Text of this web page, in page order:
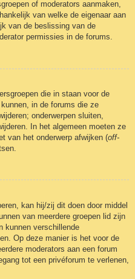
of moderators aanmaken,
van welke de eigenaar aan
van de beslissing van de
permissies in de forums.
die in staan voor de
in de forums die ze
onderwerpen sluiten,
In het algemeen moeten ze
van het onderwerp afwijken (off-
kan hij/zij dit doen door middel
van meerdere groepen lid zijn
kunnen verschillende
Op deze manier is het voor de
moderators aan een forum
tot een privéforum te verlenen,